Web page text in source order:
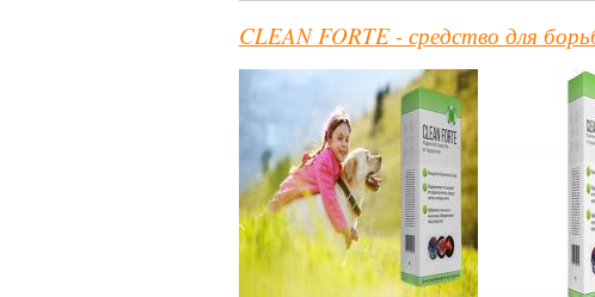
CLEAN FORTE - средство для